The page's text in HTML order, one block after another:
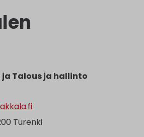
Talous ja hallinto
Turenki